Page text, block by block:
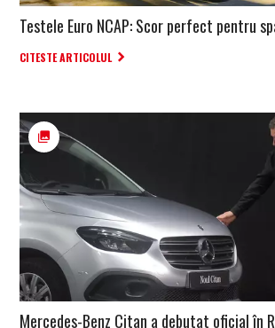
Testele Euro NCAP: Scor perfect pentru
CITESTE ARTICOLUL
Mercedes-Benz Citan a debutat oficial în